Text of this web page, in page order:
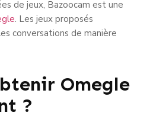
de jeux, Bazoocam est une
. Les jeux proposés
conversations de manière
Omegle
?